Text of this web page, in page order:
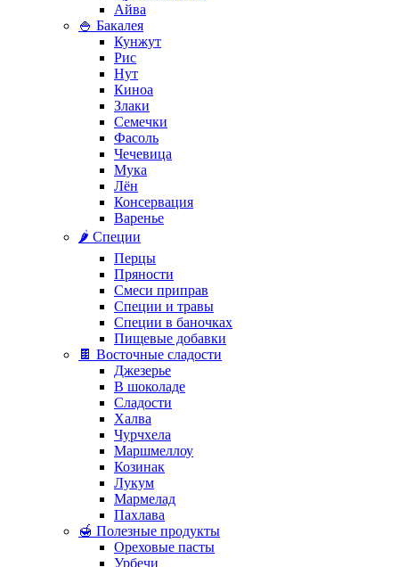
Айва
🍚 Бакалея
Кунжут
Рис
Нут
Киноа
Злаки
Семечки
Фасоль
Чечевица
Мука
Лён
Консервация
Варенье
🌶️ Специи
Перцы
Пряности
Смеси приправ
Специи и травы
Специи в баночках
Пищевые добавки
🍫 Восточные сладости
Джезерье
В шоколаде
Сладости
Халва
Чурчхела
Маршмеллоу
Козинак
Лукум
Мармелад
Пахлава
🍯 Полезные продукты
Ореховые пасты
Урбечи